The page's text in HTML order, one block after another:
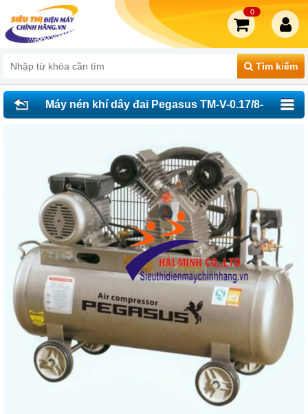
Tìm kiếm
0
Máy nén khí dây đai Pegasus TM-V-0.17/8-